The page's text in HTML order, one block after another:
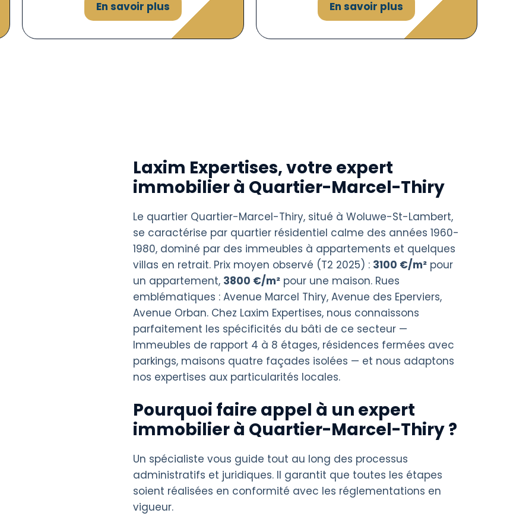
En savoir plus En savoir plus
Laxim Expertises, votre expert
immobilier à Quartier-Marcel-Thiry
Le quartier Quartier-Marcel-Thiry, situé à Woluwe-St-Lambert,
se caractérise par quartier résidentiel calme des années 1960-
1980, dominé par des immeubles à appartements et quelques
villas en retrait. Prix moyen observé (T2 2025) : 3100 €/m² pour
un appartement, 3800 €/m² pour une maison. Rues
emblématiques : Avenue Marcel Thiry, Avenue des Eperviers,
Avenue Orban. Chez Laxim Expertises, nous connaissons
parfaitement les spécificités du bâti de ce secteur —
Immeubles de rapport 4 à 8 étages, résidences fermées avec
parkings, maisons quatre façades isolées — et nous adaptons
nos expertises aux particularités locales.
Pourquoi faire appel à un expert
immobilier à Quartier-Marcel-Thiry ?
Un spécialiste vous guide tout au long des processus
administratifs et juridiques. Il garantit que toutes les étapes
soient réalisées en conformité avec les réglementations en
vigueur.